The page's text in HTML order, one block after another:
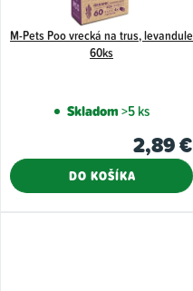
M-Pets Poo vrecká na trus, levandule
60ks
Skladom>5 ks
2,89 €
DO KOŠÍKA